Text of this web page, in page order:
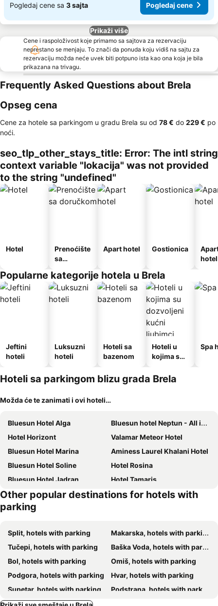
Pogledaj cene sa 3 sajta Pogledaj cene
Prikaži više
Cene i raspoloživost koje primamo sa sajtova za rezervaciju
neprestano se menjaju. To znači da ponuda koju vidiš na sajtu za
rezervaciju možda neće uvek biti potpuno ista kao ona koja je bila
prikazana na trivagu.
Frequently Asked Questions about Brela
Opseg cena
Cene za hotele sa parkingom u gradu Brela su od ‎78 € do ‎229 € po
noći.
seo_tlp_other_stays_title: Error: The intl string
context variable "lokacija" was not provided
to the string "undefined"
Hotel
Prenoćište
sa
Apart hotel Gostionica
hotel
Popularne kategorije hotela u Brela
Jeftini
hoteli
Luksuzni
hoteli
Hoteli sa
bazenom
Hoteli u
kojima su
kućni
ljubimci
Spa
Hoteli sa parkingom blizu grada Brela
Možda će te zanimati i ovi hoteli…
Bluesun Hotel Alga
Bluesun hotel Neptun - All inclusive
Hotel Horizont
Valamar Meteor Hotel
Bluesun Hotel Marina
Aminess Laurel Khalani Hotel
Bluesun Hotel Soline
Hotel Rosina
Bluesun Hotel Jadran
Hotel Tamaris
Bluesun Holiday Village Afrodita
Grand Hotel Slavia
Hotel Park Makarska
Aparthotel Miramare
Sunny Makarska by Valamar
Hotel Maritimo
Bluesun Mala Berulia
Haus Pehar
Hotel Villa Marija
Boutique Hotel Noemia
Family Resort Urania
Hotel Pleter
Mobile Homes Baško Polje Campground
Other popular destinations for hotels with
parking
Split, hotels with parking
Makarska, hotels with parking
Tučepi, hotels with parking
Baška Voda, hotels with parking
Bol, hotels with parking
Omiš, hotels with parking
Podgora, hotels with parking
Hvar, hotels with parking
Supetar, hotels with parking
Podstrana, hotels with parking
Korčula, hotels with parking